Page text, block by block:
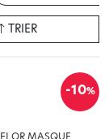
TRIER
-10%